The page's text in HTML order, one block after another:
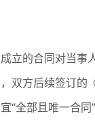
的合同对当事
双方后续签订
“全部且唯一合